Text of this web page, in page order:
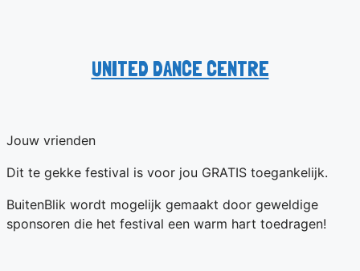
UNITED DANCE CENTRE
Jouw vrienden
Dit te gekke festival is voor jou GRATIS toegankelijk.
BuitenBlik wordt mogelijk gemaakt door geweldige
sponsoren die het festival een warm hart toedragen!